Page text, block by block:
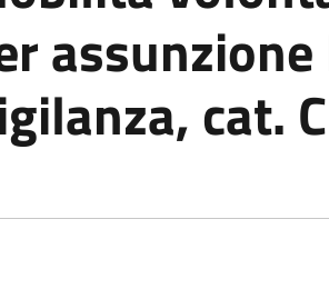
cat.